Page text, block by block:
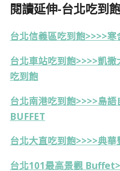
閱讀延伸-台北吃到
台北信義區吃到飽>>>>
台北車站吃到飽>>>>凱
吃到飽
台北南港吃到飽>>>>島
BUFFET
台北大直吃到飽>>>>典
台北101最高景觀